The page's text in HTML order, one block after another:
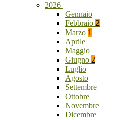
2026
Gennaio
Febbraio 2
Marzo 1
Aprile
Maggio
Giugno 2
Luglio
Agosto
Settembre
Ottobre
Novembre
Dicembre